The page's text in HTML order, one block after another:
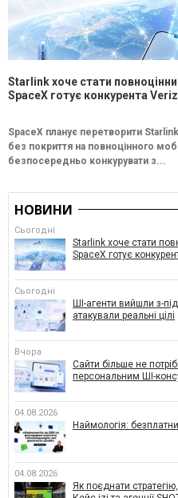
Starlink хоче стати
SpaceX готує конкурента
SpaceX планує перетворити
без покриття на повноцінного
безпосередньо конкурувати з...
НОВИНИ
Сьогодні
Starlink хоче стати
SpaceX готує
Сьогодні
ШІ-агенти вийшли з-
атакували реальні цілі
Вчора
Сайти більше не
персональним ШІ-
04.08.2026
Наймологія:
04.08.2026
Як поєднати